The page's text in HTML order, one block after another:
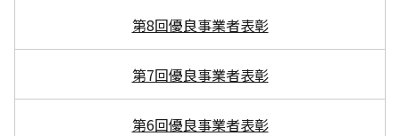
第8回優良事業者表彰
第7回優良事業者表彰
第6回優良事業者表彰